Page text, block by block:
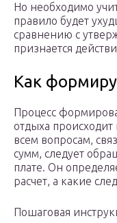
Но необходимо
правило будет
сравнению с
признается
Как
Процесс
отдыха
всем вопросам,
сумм, следует
плате. Он
расчет, а какие
Пошаговая